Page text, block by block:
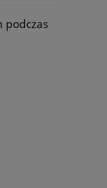
podczas